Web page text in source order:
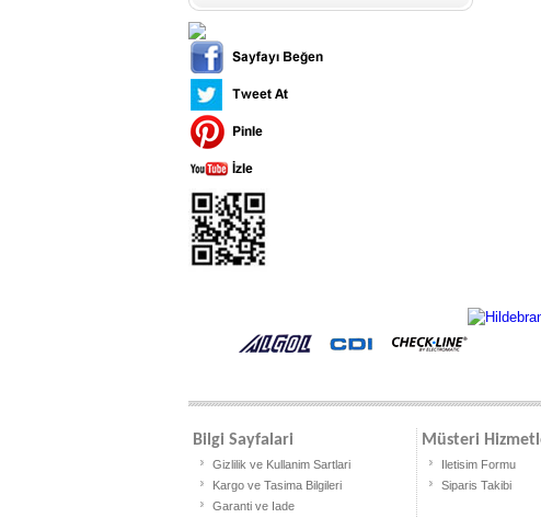
Bilgi Sayfalari
Gizlilik ve Kullanim Sartlari
Kargo ve Tasima Bilgileri
Garanti ve Iade
Müsteri
Iletisim Formu
Siparis Takibi